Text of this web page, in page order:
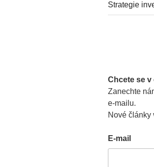
Strategie
Chcete se
Zanechte
e-mailu.
Nové články
E-mail